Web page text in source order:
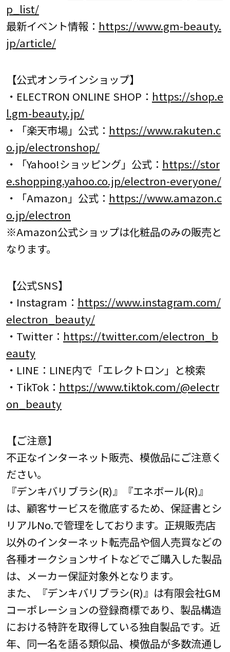
p_list/
最新イベント情報： https://www.gm-beauty.
jp/article/
【公式オンラインショップ】
・ELECTRON ONLINE SHOP： https://shop.e
l.gm-beauty.jp/
・「楽天市場」公式： https://www.rakuten.c
o.jp/electronshop/
・「Yahoo!ショッピング」公式： https://stor
e.shopping.yahoo.co.jp/electron-everyone/
・「Amazon」公式： https://www.amazon.c
o.jp/electron
※Amazon公式ショップは化粧品のみの販売と
なります。
【公式SNS】
・Instagram： https://www.instagram.com/
electron_beauty/
・Twitter： https://twitter.com/electron_b
eauty
・LINE：LINE内で「エレクトロン」と検索
・TikTok： https://www.tiktok.com/@electr
on_beauty
【ご注意】
不正なインターネット販売、模倣品にご注意く
ださい。
『デンキバリブラシ(R)』『エネボール(R)』
は、顧客サービスを徹底するため、保証書とシ
リアルNo.で管理をしております。正規販売店
以外のインターネット転売品や個人売買などの
各種オークションサイトなどでご購入した製品
は、メーカー保証対象外となります。
また、『デンキバリブラシ(R)』は有限会社GM
コーポレーションの登録商標であり、製品構造
における特許を取得している独自製品です。近
年、同一名を語る類似品、模倣品が多数流通し